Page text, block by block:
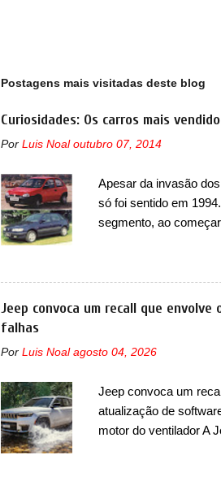
recicláveis que
Postagens mais visitadas deste blog
Curiosidades: Os carros mais
Por Luis Noal outubro 07, 2014
Apesar da invasão
só foi sentido em
segmento, ao
lançamento da
lançada a nova
nova geração feita do
Além do Gol, outro
foi marcava pelos
nas vendas em 1994
sendo duas do hatch
Jeep convoca um recall que envolve
falhas
Por Luis Noal agosto 04, 2026
Jeep convoca um
atualização de
motor do ventilador A
com unidades de